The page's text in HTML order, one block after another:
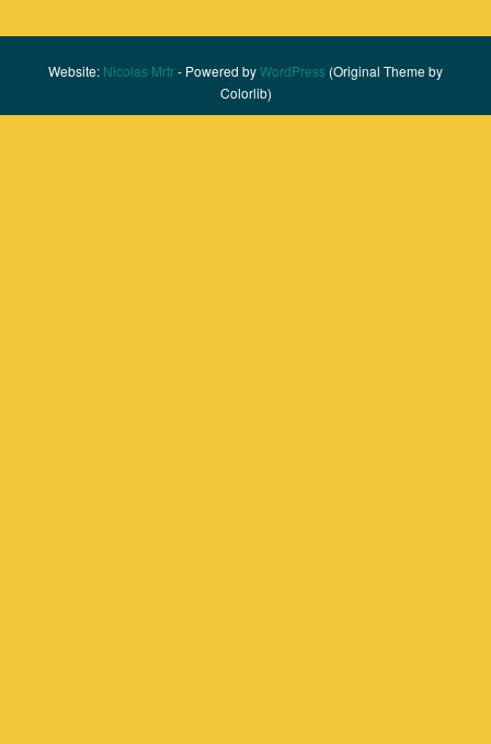
Website: Nicolas Mrtr- Powered byWordPress (Original Theme by
Colorlib)